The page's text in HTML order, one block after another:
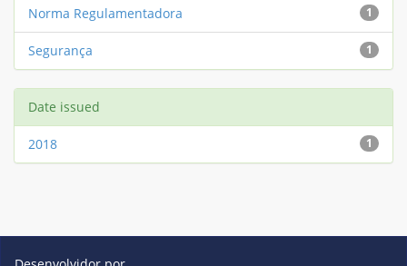
1
Norma Regulamentadora
1
Segurança
Date issued
1
2018